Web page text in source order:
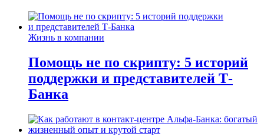
Жизнь в компании
Помощь не по скрипту: 5 историй
поддержки и представителей Т-
Банка